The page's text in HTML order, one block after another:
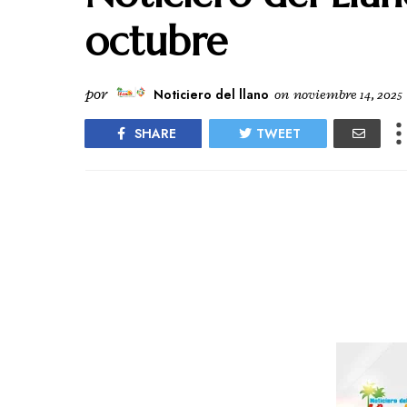
octubre
por Noticiero del llano on noviembre 14, 2025
SHARE TWEET